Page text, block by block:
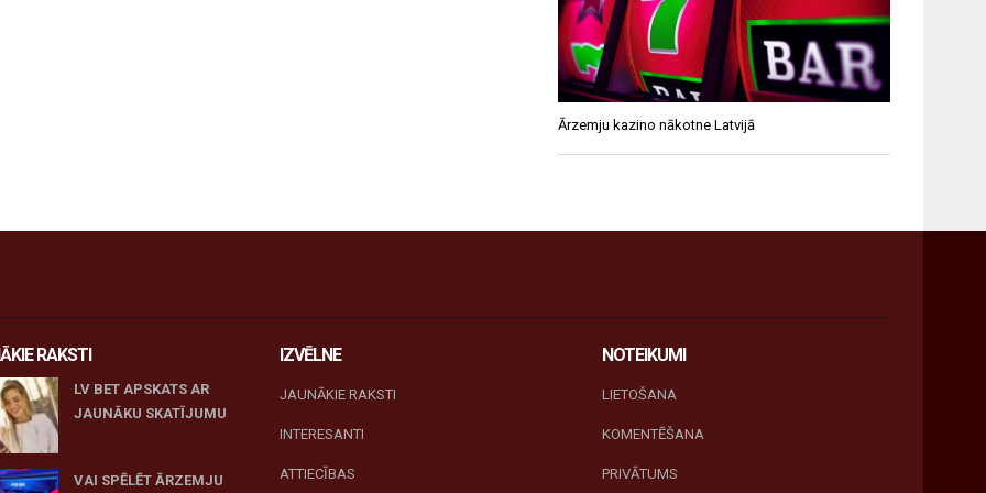
Ārzemju kazino nākotne Latvijā
RAKSTI
LV BET APSKATS AR
JAUNĀKU SKATĪJUMU
VAI SPĒLĒT ĀRZEMJU
IZVĒLNE
JAUNĀKIE RAKSTI
INTERESANTI
ATTIECĪBAS
NOTEIKUMI
LIETOŠANA
KOMENTĒŠANA
PRIVĀTUMS